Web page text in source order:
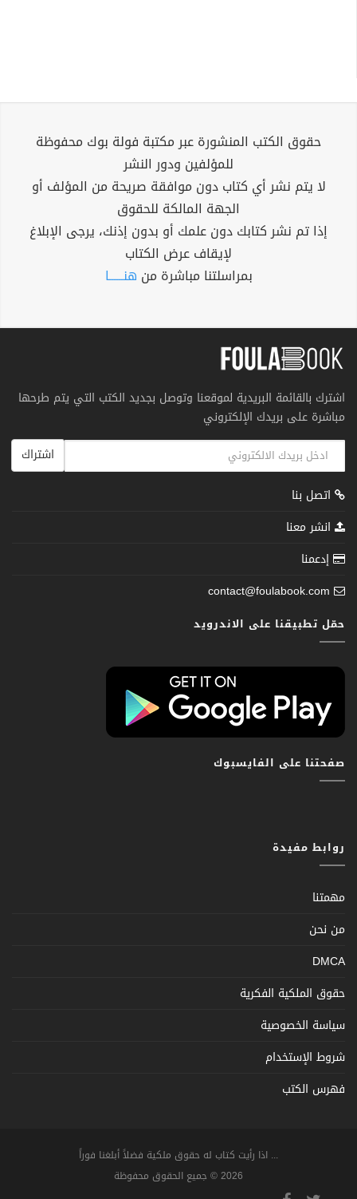
حقوق الكتب المنشورة عبر مكتبة فولة بوك محفوظة
للمؤلفين ودور النشر
لا يتم نشر أي كتاب دون موافقة صريحة من المؤلف أو
الجهة المالكة للحقوق
إذا تم نشر كتابك دون علمك أو بدون إذنك، يرجى الإبلاغ
لإيقاف عرض الكتاب
بمراسلتنا مباشرة من هنــــــا
اشترك بالقائمة البريدية لموقعنا وتوصل بجديد الكتب التي يتم طرحها
مباشرة على بريدك الإلكتروني
اشتراك
اتصل بنا
انشر معنا
إدعمنا
contact@foulabook.com
حمّل تطبيقنا على الاندرويد
صفحتنا على الفايسبوك
روابط مفيدة
مهمتنا
من نحن
DMCA
حقوق الملكية الفكرية
سياسة الخصوصية
شروط الإستخدام
فهرس الكتب
... اذا رأيت كتاب له حقوق ملكية فضلاً أبلغنا فوراً
2026 © جميع الحقوق محفوظة